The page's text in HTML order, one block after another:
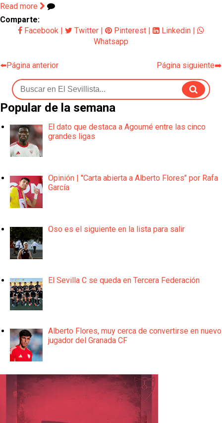
Read more
Comparte:
Facebook
Twitter Pinterest Linkedin
Whatsapp
⬅️Página anterior Página siguiente➡️
Popular de la semana
El dato que destaca a Agoumé entre las cinco
grandes ligas
Opinión | "Carta abierta a Alberto Flores" por Rafa
García
Oso es el siguiente en la lista para salir
El Sevilla C se queda en Tercera Federación
Alberto Flores, muy cerca de convertirse en nuevo
jugador del Granada CF